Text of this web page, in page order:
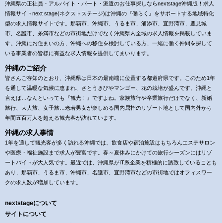
沖縄県の正社員・アルバイト・パート・派遣のお仕事探しならnextstage沖縄版！求人
情報サイトnext stage(ネクストステージ)は沖縄の『働らく』をサポートする地域特化
型の求人情報サイトです。那覇市、沖縄市、うるま市、浦添市、宜野湾市、豊見城
市、名護市、糸満市などの市街地だけでなく沖縄県内全域の求人情報を掲載していま
す。沖縄にお住まいの方、沖縄への移住を検討している方、一緒に働く仲間を探して
いる事業者の皆様に有益な求人情報を提供してまいります。
沖縄のご紹介
皆さんご存知のとおり、沖縄県は日本の最南端に位置する都道府県です。このため1年
を通して温暖な気候に恵まれ、さとうきびやマンゴー、花の栽培が盛んです。沖縄と
言えば…なんといっても『観光！』ですよね。家族旅行や卒業旅行だけでなく、新婚
旅行、大人旅、女子旅…老若男女が楽しめる国内屈指のリゾート地として国内外から
年間五百万人を超える観光客が訪れています。
沖縄の求人事情
1年を通して観光客が多く訪れる沖縄では、飲食店や宿泊施設はもちろんエステサロン
や医療・福祉施設まで求人が豊富です。春～夏休みにかけての旅行シーズンにはリゾ
ートバイトが大人気です。最近では、沖縄県がIT系企業を積極的に誘致していることも
あり、那覇市、うるま市、沖縄市、名護市、宜野湾市などの市街地ではオフィスワー
クの求人数が増加しています。
nextstageについて
サイトについて